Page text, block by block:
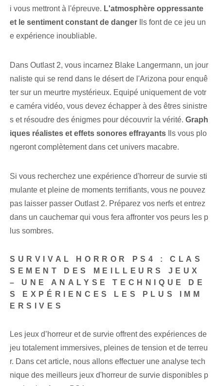
i vous mettront à l'épreuve. L'atmosphère oppressante
et le sentiment constant de danger Ils font de ce jeu un
e expérience inoubliable.
Dans Outlast 2, vous incarnez Blake Langermann, un jour
naliste qui se rend dans le désert de l'Arizona pour enquê
ter sur un meurtre mystérieux. Equipé uniquement de votr
e caméra vidéo, vous devez échapper à des êtres sinistre
s et résoudre des énigmes pour découvrir la vérité. Graph
iques réalistes et effets sonores effrayants Ils vous plo
ngeront complètement dans cet univers macabre.
Si vous recherchez une expérience d'horreur de survie sti
mulante et pleine de moments terrifiants, vous ne pouvez
pas laisser passer Outlast 2. Préparez vos nerfs et entrez
dans un cauchemar qui vous fera affronter vos peurs les p
lus sombres.
SURVIVAL HORROR PS4 : CLAS
SEMENT DES MEILLEURS JEUX
– UNE ANALYSE TECHNIQUE DE
S EXPÉRIENCES LES PLUS IMM
ERSIVES
Les jeux d’horreur et de survie offrent des expériences de
jeu totalement immersives, pleines de tension et de terreu
r. Dans cet article, nous allons effectuer une analyse tech
nique des meilleurs jeux d'horreur de survie disponibles p